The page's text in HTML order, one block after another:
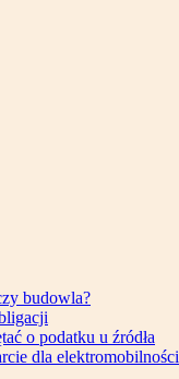
budowla?
o podatku u źródła
dla elektromobilności